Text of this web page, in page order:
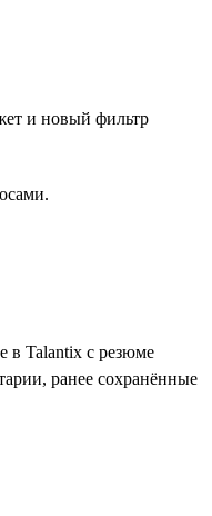
и новый фильтр
в Talantix с резюме
ранее сохранённые